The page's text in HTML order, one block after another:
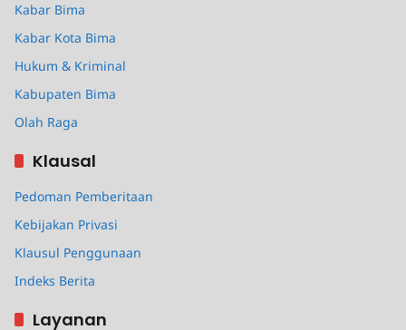
Kabar Bima
Kabar Kota Bima
Hukum & Kriminal
Kabupaten Bima
Olah Raga
Klausal
Pedoman Pemberitaan
Kebijakan Privasi
Klausul Penggunaan
Indeks Berita
Layanan